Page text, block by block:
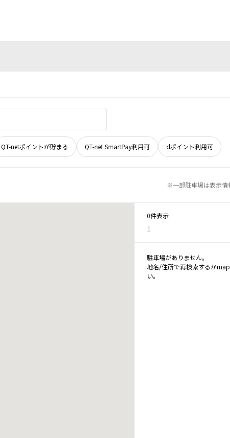
QT-netポイントが貯まる QT-net SmartPay利用可 dポイント利用可
※一部駐車場は表示情
0件表示
1
駐車場がありません。
地名/住所で再検索するか
い。